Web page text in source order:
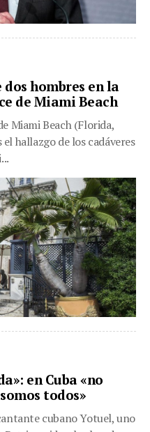
hombres en la
de Miami Beach
Miami Beach (Florida,
hallazgo de los cadáveres
en Cuba «no
todos»
cubano Yotuel, uno